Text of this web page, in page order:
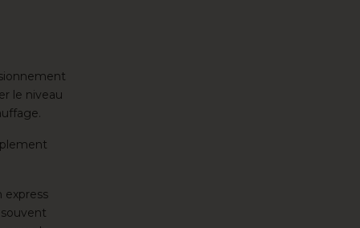
le niveau
express